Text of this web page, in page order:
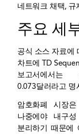
네트워크 채택, 규
주요 세
공식 소스 자료에
차트에 TD
보고서에서
0.073달러라고 명
암호화폐 시장
나중에야 내구
분리하기 때문에